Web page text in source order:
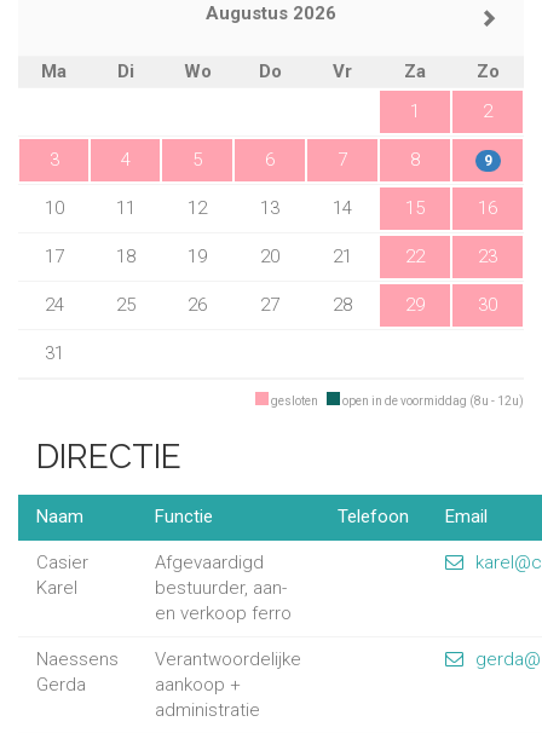
Augustus 2026
Ma Di Wo Do Vr Za
Zo
1
2
3 4 5 6 7 8 9
10 11 12 13 14 15 16
17 18 19 20 21 22 23
24 25 26 27 28 29 30
31
gesloten open in de voormiddag (8u - 12u)
DIRECTIE
Naam Functie Telefoon Email
Casier
Karel
Afgevaardigd
bestuurder, aan-
en verkoop ferro
Naessens
Gerda
Verantwoordelijke
aankoop +
administratie